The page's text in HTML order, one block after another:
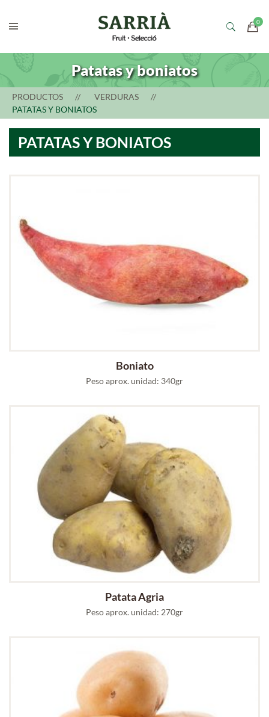
Patatas y boniatos
PRODUCTOS
VERDURAS
PATATAS Y BONIATOS
PATATAS Y BONIATOS
Boniato
Peso aprox. unidad: 340gr
Patata Agria
Peso aprox. unidad: 270gr